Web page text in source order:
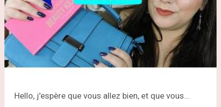
Hello, j'espère que vous allez bien, et que vous...